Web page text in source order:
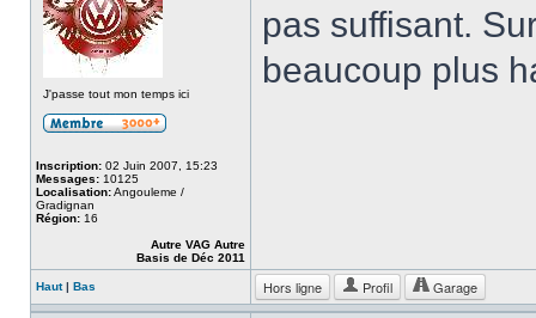
J'passe tout mon temps ici
Inscription: 02 Juin 2007, 15:23
Messages: 10125
Localisation:Angouleme /
Gradignan
Région: 16
Autre VAG Autre
Basis de Déc 2011
pas suffisant.
beaucoup plus
Haut| Bas Hors ligne Profil Garage